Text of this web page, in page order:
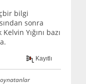
bilgi
sonra
Yığını bazı
Kayıtlı
oynatanlar